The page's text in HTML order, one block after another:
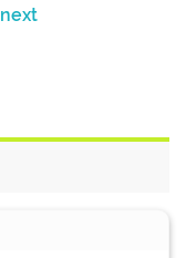
next